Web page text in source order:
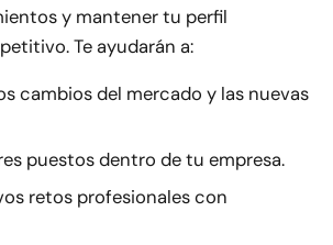
y mantener tu perfil
Te ayudarán a:
cambios del mercado y las nuevas
puestos dentro de tu empresa.
retos profesionales con